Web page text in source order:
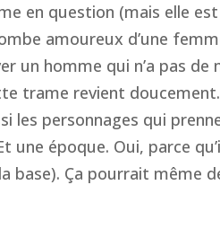
en question (mais elle
amoureux d’une
un homme qui n’a pas de
trame revient doucement.
les personnages qui
époque. Oui, parce
base). Ça pourrait même